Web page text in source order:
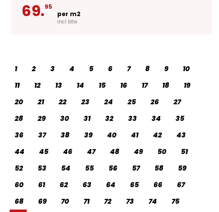
69.95
per m2
incl btw
1 2 3 4 5 6 7 8 9
10
11
12 13 14 15 16 17 18
19
20
21 22 23 24 25 26
27
28
29 30 31 32 33 34
35
36
37 38 39 40 41 42
43
44
45 46 47 48 49 50
51
52
53 54 55 56 57 58
59
60
61 62 63 64 65 66
67
68
69 70 71 72 73 74
75